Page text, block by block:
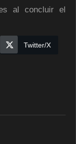
al concluir el
Twitter/X